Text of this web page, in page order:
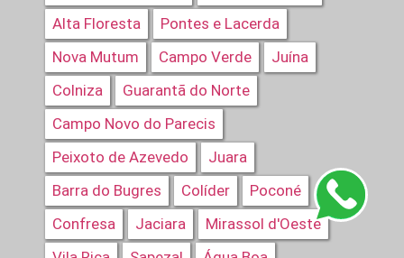
Alta Floresta
Pontes e Lacerda
Nova Mutum
Campo Verde
Juína
Colniza
Guarantã do Norte
Campo Novo do Parecis
Peixoto de Azevedo
Juara
Barra do Bugres
Colíder
Poconé
Confresa
Jaciara
Mirassol d'Oeste